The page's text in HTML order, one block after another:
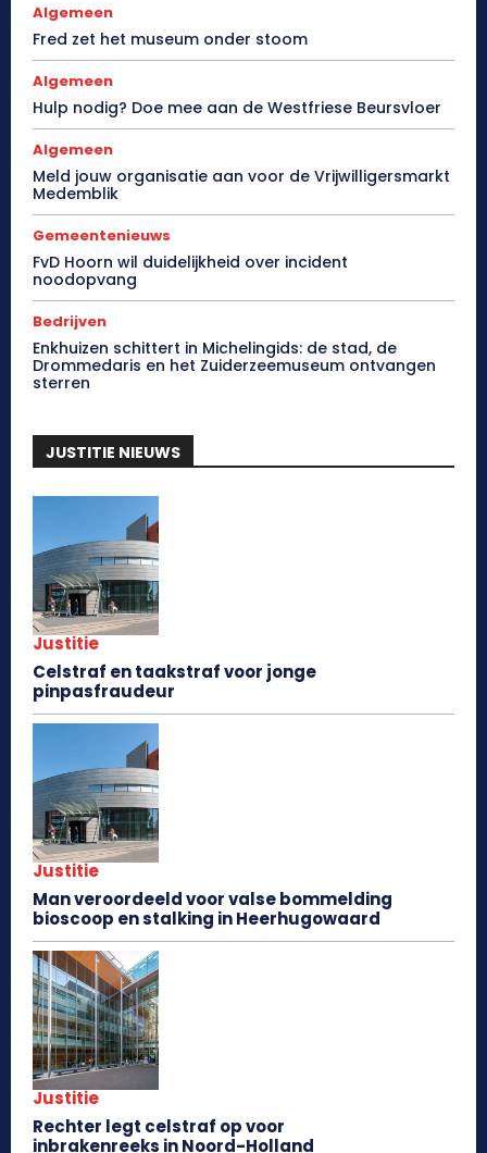
Algemeen
Fred zet het museum onder stoom
Algemeen
Hulp nodig? Doe mee aan de Westfriese Beursvloer
Algemeen
Meld jouw organisatie aan voor de Vrijwilligersmarkt
Medemblik
Gemeentenieuws
FvD Hoorn wil duidelijkheid over incident
noodopvang
Bedrijven
Enkhuizen schittert in Michelingids: de stad, de
Drommedaris en het Zuiderzeemuseum ontvangen
sterren
JUSTITIE NIEUWS
Justitie
Celstraf en taakstraf voor jonge
pinpasfraudeur
Justitie
Man veroordeeld voor valse bommelding
bioscoop en stalking in Heerhugowaard
Justitie
Rechter legt celstraf op voor
inbrakenreeks in Noord-Holland